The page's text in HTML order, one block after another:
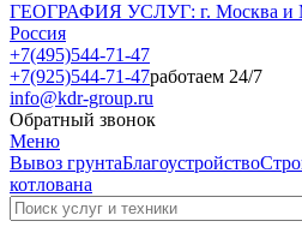
ГЕОГРАФИЯ УСЛУГ: г. Москва и
Россия
+7(495)544-71-47
+7(925)544-71-47работаем 24/7
info@kdr-group.ru
Обратный звонок
Меню
Вывоз грунтаБлагоустройство
котлована